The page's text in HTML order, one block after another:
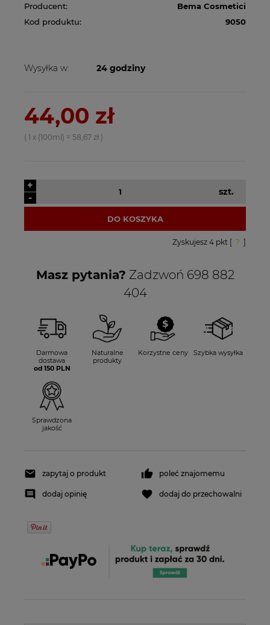
Producent:
Bema Cosmetici
Kod produktu:
9050
Wysyłka w: 24 godziny
44,00 zł
( 1 x (100ml) = 58,67 zł )
-
+
szt.
DO KOSZYKA
Zyskujesz 4 pkt [ ? ]
Masz pytania? Zadzwoń 698 882
404
Darmowa
dostawa
od 150 PLN
Naturalne
produkty
Korzystne ceny Szybka wysyłka
Sprawdzona
jakość
zapytaj o produkt poleć znajomemu
dodaj opinię dodaj do przechowalni